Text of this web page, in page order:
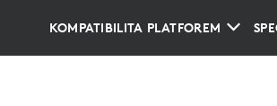
KOMPATIBILITA PLATFOREM